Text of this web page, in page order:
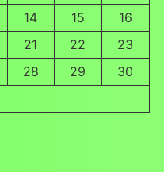
14 15
16
21 22
23
28 29
30